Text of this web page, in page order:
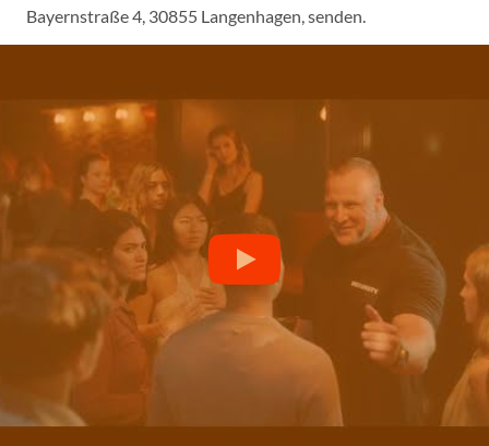
Bayernstraße 4, 30855 Langenhagen, senden.